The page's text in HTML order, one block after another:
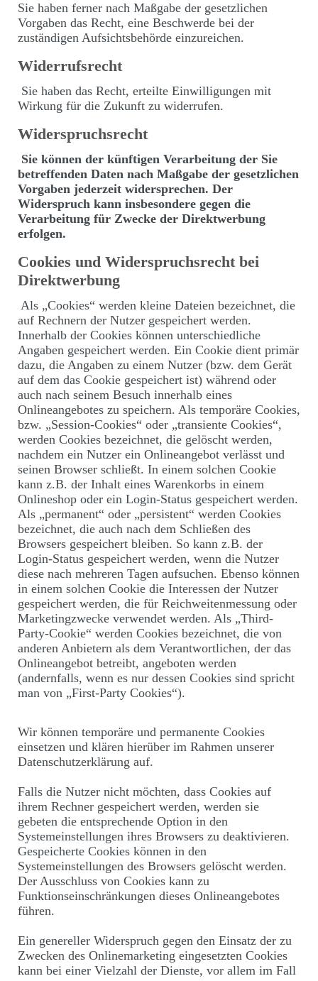
Sie haben ferner nach Maßgabe der gesetzlichen
Vorgaben das Recht, eine Beschwerde bei der
zuständigen Aufsichtsbehörde einzureichen.
Widerrufsrecht
Sie haben das Recht, erteilte Einwilligungen mit
Wirkung für die Zukunft zu widerrufen.
Widerspruchsrecht
Sie können der künftigen Verarbeitung der Sie
betreffenden Daten nach Maßgabe der gesetzlichen
Vorgaben jederzeit widersprechen. Der
Widerspruch kann insbesondere gegen die
Verarbeitung für Zwecke der Direktwerbung
erfolgen.
Cookies und Widerspruchsrecht bei
Direktwerbung
Als „Cookies“ werden kleine Dateien bezeichnet, die
auf Rechnern der Nutzer gespeichert werden.
Innerhalb der Cookies können unterschiedliche
Angaben gespeichert werden. Ein Cookie dient primär
dazu, die Angaben zu einem Nutzer (bzw. dem Gerät
auf dem das Cookie gespeichert ist) während oder
auch nach seinem Besuch innerhalb eines
Onlineangebotes zu speichern. Als temporäre Cookies,
bzw. „Session-Cookies“ oder „transiente Cookies“,
werden Cookies bezeichnet, die gelöscht werden,
nachdem ein Nutzer ein Onlineangebot verlässt und
seinen Browser schließt. In einem solchen Cookie
kann z.B. der Inhalt eines Warenkorbs in einem
Onlineshop oder ein Login-Status gespeichert werden.
Als „permanent“ oder „persistent“ werden Cookies
bezeichnet, die auch nach dem Schließen des
Browsers gespeichert bleiben. So kann z.B. der
Login-Status gespeichert werden, wenn die Nutzer
diese nach mehreren Tagen aufsuchen. Ebenso können
in einem solchen Cookie die Interessen der Nutzer
gespeichert werden, die für Reichweitenmessung oder
Marketingzwecke verwendet werden. Als „Third-
Party-Cookie“ werden Cookies bezeichnet, die von
anderen Anbietern als dem Verantwortlichen, der das
Onlineangebot betreibt, angeboten werden
(andernfalls, wenn es nur dessen Cookies sind spricht
man von „First-Party Cookies“).
Wir können temporäre und permanente Cookies
einsetzen und klären hierüber im Rahmen unserer
Datenschutzerklärung auf.
Falls die Nutzer nicht möchten, dass Cookies auf
ihrem Rechner gespeichert werden, werden sie
gebeten die entsprechende Option in den
Systemeinstellungen ihres Browsers zu deaktivieren.
Gespeicherte Cookies können in den
Systemeinstellungen des Browsers gelöscht werden.
Der Ausschluss von Cookies kann zu
Funktionseinschränkungen dieses Onlineangebotes
führen.
Ein genereller Widerspruch gegen den Einsatz der zu
Zwecken des Onlinemarketing eingesetzten Cookies
kann bei einer Vielzahl der Dienste, vor allem im Fall